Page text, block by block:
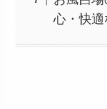
心・快